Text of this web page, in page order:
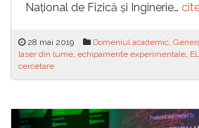
Național de Fizică și Inginerie…
28 mai 2019 Domeniul academic,
laser din lume, echipamente experimentale,
cercetare